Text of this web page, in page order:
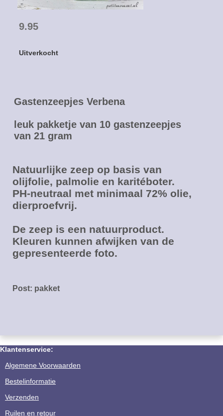
9.95
Uitverkocht
Gastenzeepjes Verbena
leuk pakketje van 10 gastenzeepjes
van 21 gram
Natuurlijke zeep op basis van
olijfolie, palmolie en karitéboter.
PH-neutraal met minimaal 72% olie,
dierproefvrij.
De zeep is een natuurproduct.
Kleuren kunnen afwijken van de
gepresenteerde foto.
Post: pakket
Klantenservice:
Algemene Voorwaarden
Bestelinformatie
Verzenden
Ruilen en retour